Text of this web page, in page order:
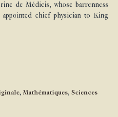
de Médicis, whose barrenness
appointed chief physician to King
, Mathématiques, Sciences